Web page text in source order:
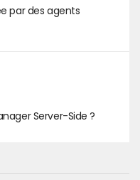
par des agents
Server-Side ?